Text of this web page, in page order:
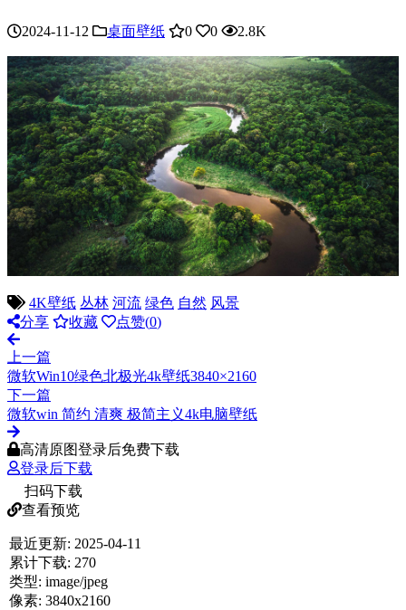
2024-11-12 桌面壁纸 0 0 2.8K
4K壁纸 丛林 河流 绿色 自然 风景
分享
收藏 点赞(0)
上一篇
微软Win10绿色北极光4k壁纸3840×2160
下一篇
微软win 简约 清爽 极简主义4k电脑壁纸
高清原图登录后免费下载
登录后下载
扫码下载
查看预览
最近更新: 2025-04-11
累计下载: 270
类型: image/jpeg
像素: 3840x2160